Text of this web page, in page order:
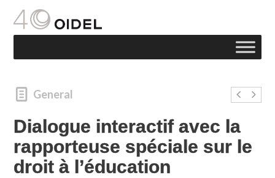
General
Dialogue interactif avec la
rapporteuse spéciale sur le
droit à l’éducation